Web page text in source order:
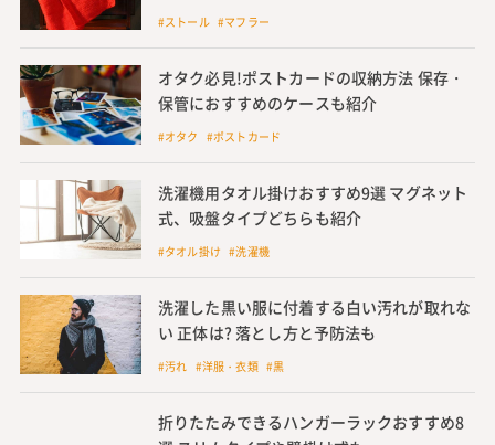
#ストール #マフラー
オタク必見!ポストカードの収納方法 保存・
保管におすすめのケースも紹介
#オタク #ポストカード
洗濯機用タオル掛けおすすめ9選 マグネット
式、吸盤タイプどちらも紹介
#タオル掛け #洗濯機
洗濯した黒い服に付着する白い汚れが取れな
い 正体は? 落とし方と予防法も
#汚れ #洋服・衣類 #黒
折りたたみできるハンガーラックおすすめ8